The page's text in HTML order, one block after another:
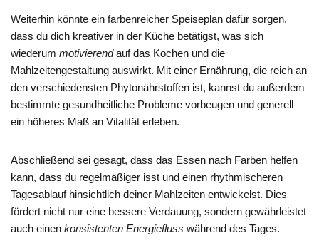
Weiterhin könnte ein farbenreicher Speiseplan dafür sorgen,
dass du dich kreativer in der Küche betätigst, was sich
wiederum motivierendauf das Kochen und die
Mahlzeitengestaltung auswirkt. Mit einer Ernährung, die reich an
den verschiedensten Phytonährstoffen ist, kannst du außerdem
bestimmte gesundheitliche Probleme vorbeugen und generell
ein höheres Maß an Vitalität erleben.
Abschließend sei gesagt, dass das Essen nach Farben helfen
kann, dass du regelmäßiger isst und einen rhythmischeren
Tagesablauf hinsichtlich deiner Mahlzeiten entwickelst. Dies
fördert nicht nur eine bessere Verdauung, sondern gewährleistet
auch einen konsistenten Energiefluss während des Tages.